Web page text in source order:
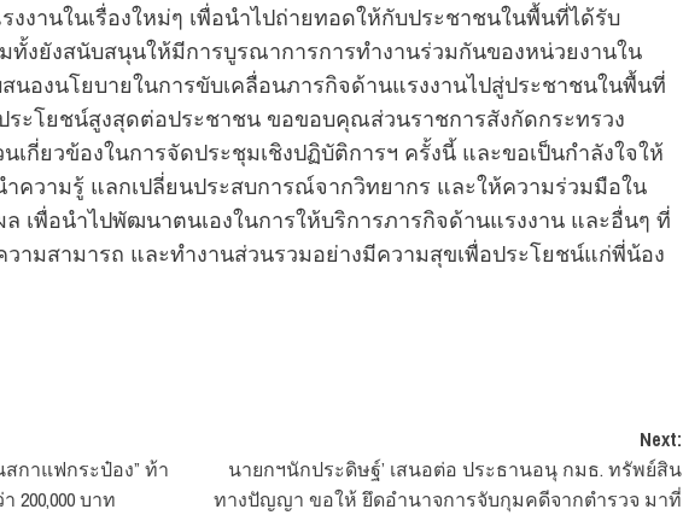
งานในเรื่องใหม่ๆ เพื่อนำไปถ่ายทอดให้กับประชาชนในพื้นที่ได้รับ
ทั้งยังสนับสนุนให้มีการบูรณาการการทำงานร่วมกันของหน่วยงานใน
นองนโยบายในการขับเคลื่อนภารกิจด้านแรงงานไปสู่ประชาชนในพื้นที่
ระโยชน์สูงสุดต่อประชาชน ขอขอบคุณส่วนราชการสังกัดกระทรวง
เกี่ยวข้องในการจัดประชุมเชิงปฏิบัติการฯ ครั้งนี้ และขอเป็นกำลังใจให้
ความรู้ แลกเปลี่ยนประสบการณ์จากวิทยากร และให้ความร่วมมือใน
ล เพื่อนำไปพัฒนาตนเองในการให้บริการภารกิจด้านแรงงาน และอื่นๆ ที่
วามสามารถ และทำงานส่วนรวมอย่างมีความสุขเพื่อประโยชน์แก่พี่น้อง
สกาแฟกระป๋อง” ท้า
200,000 บาท
Next:
นายกฯนักประดิษฐ์’ เสนอต่อ ประธานอนุ กมธ. ทรัพย์สิน
ทางปัญญา ขอให้ ยึดอำนาจการจับกุมคดีจากตำรวจ มาที่